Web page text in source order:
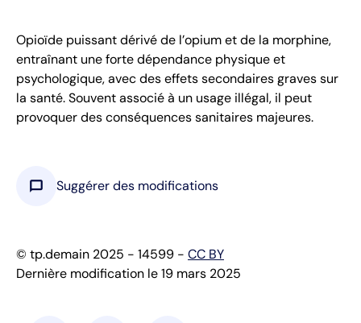
Opioïde puissant dérivé de l’opium et de la morphine,
entraînant une forte dépendance physique et
psychologique, avec des effets secondaires graves sur
la santé. Souvent associé à un usage illégal, il peut
provoquer des conséquences sanitaires majeures.
chat_bubble Suggérer des modifications
© tp.demain 2025 - 14599 - CC BY
Dernière modification le 19 mars 2025